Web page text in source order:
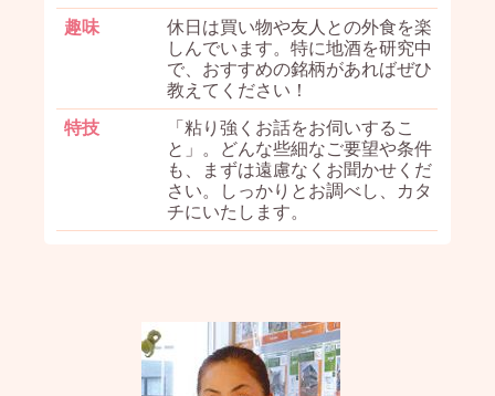
趣味
休日は買い物や友人との外食を楽
しんでいます。特に地酒を研究中
で、おすすめの銘柄があればぜひ
教えてください！
特技
「粘り強くお話をお伺いするこ
と」。どんな些細なご要望や条件
も、まずは遠慮なくお聞かせくだ
さい。しっかりとお調べし、カタ
チにいたします。